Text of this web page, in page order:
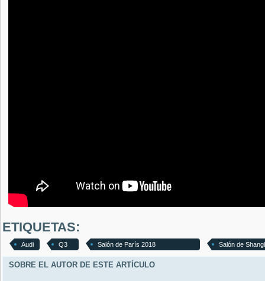
ETIQUETAS:
Audi Q3 Salón de París 2018 Salón de
SOBRE EL AUTOR DE ESTE ARTÍCULO